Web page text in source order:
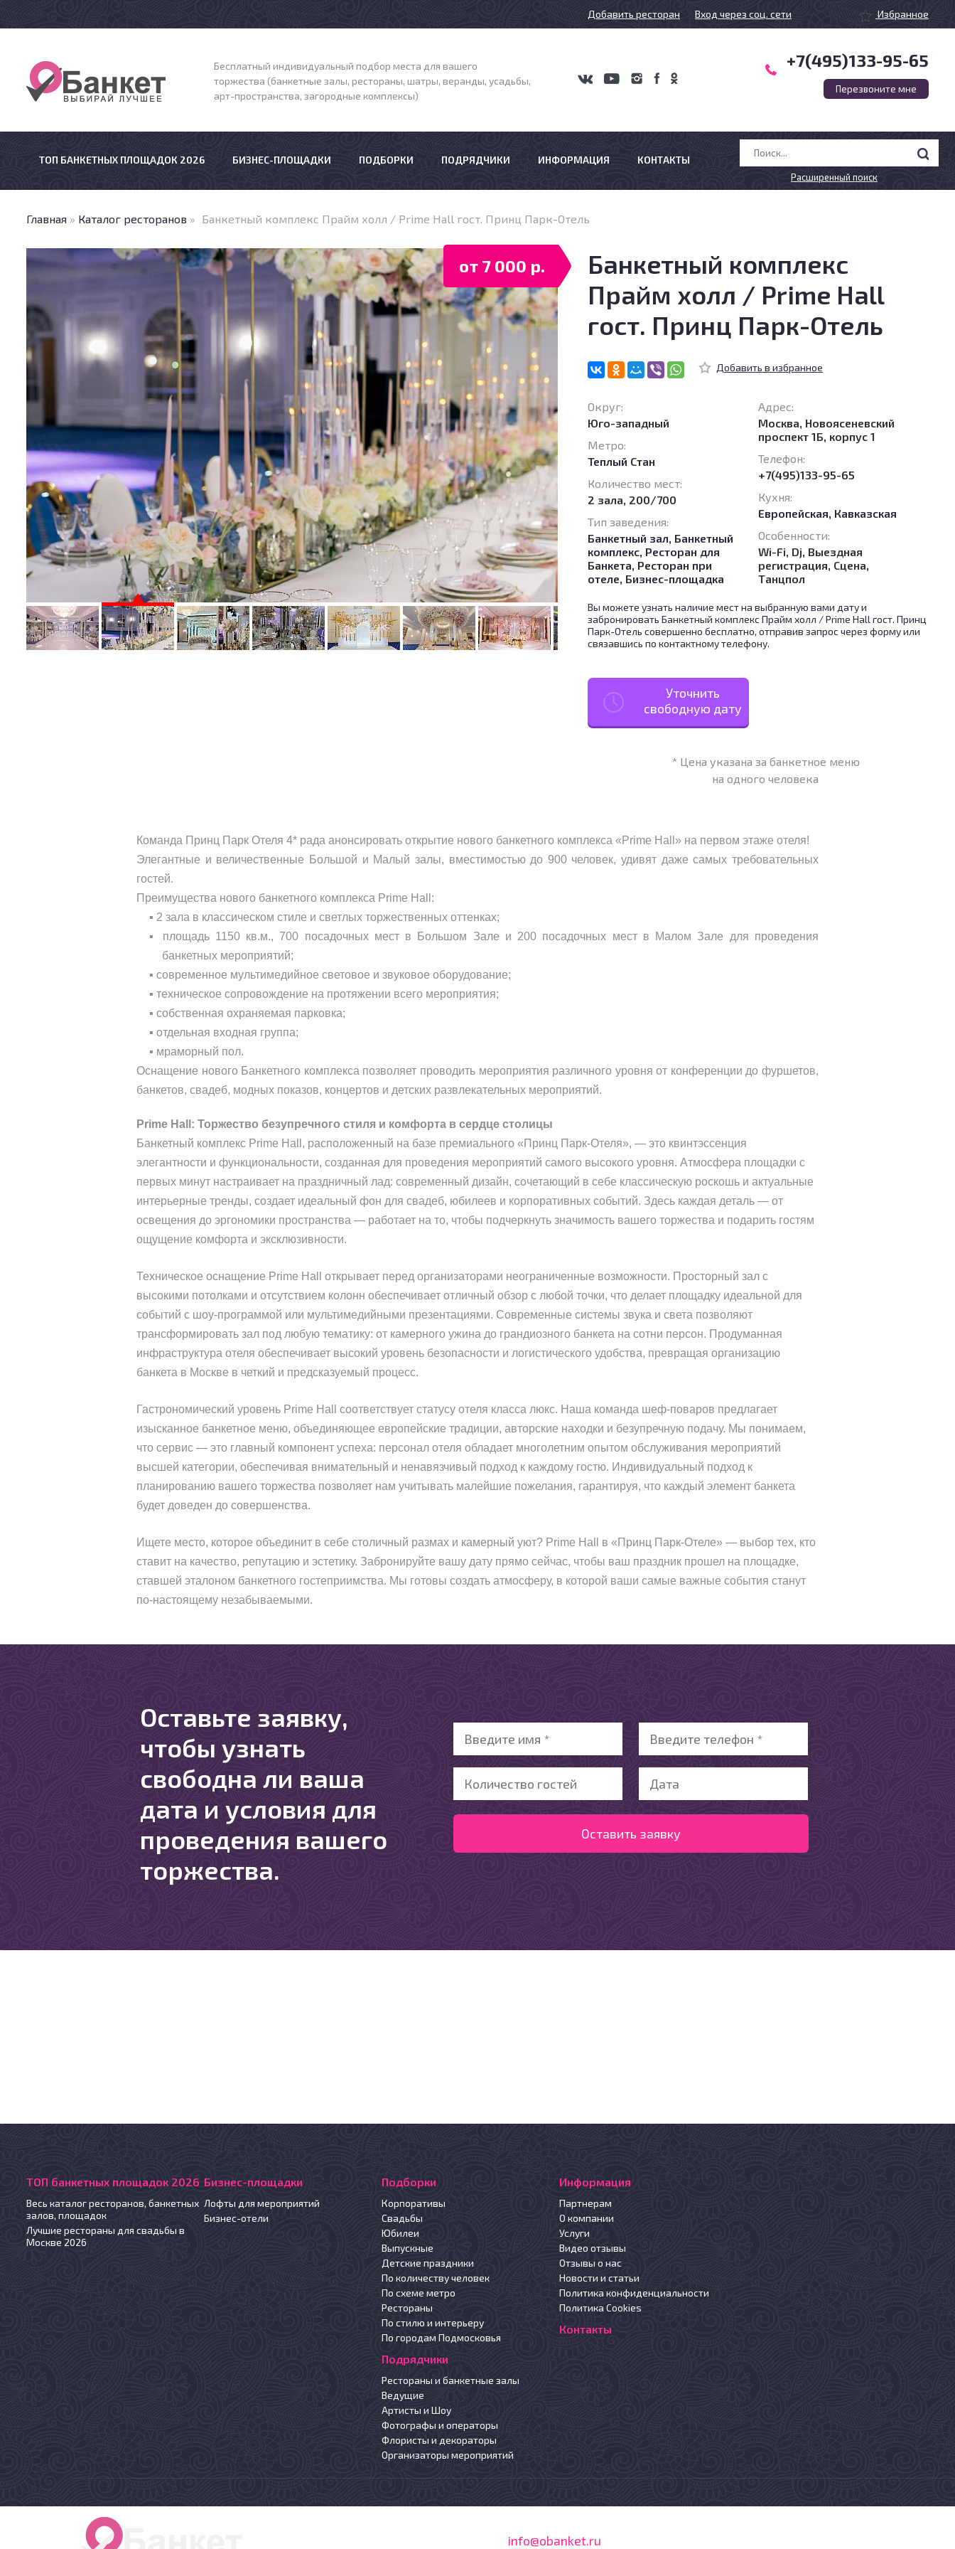
Добавить ресторан Вход через соц. сети Избранное
Бесплатный индивидуальный подбор места для вашего
торжества (банкетные залы, рестораны, шатры, веранды, усадьбы,
арт-пространства, загородные комплексы)
+7(495)133-95-65
Перезвоните мне
ТОП БАНКЕТНЫХ ПЛОЩАДОК 2026 БИЗНЕС-ПЛОЩАДКИ ПОДБОРКИ ПОДРЯДЧИКИ ИНФОРМАЦИЯ КОНТАКТЫ
Расширенный поиск
Главная » Каталог ресторанов » Банкетный комплекс Прайм холл / Prime Hall гост. Принц Парк-Отель
от 7 000 р.
Банкетный комплекс
Прайм холл / Prime Hall
гост. Принц Парк-Отель
Округ:
Юго-западный
Метро:
Теплый Стан
Количество мест:
2 зала, 200/700
Тип заведения:
Банкетный зал, Банкетный
комплекс, Ресторан для
Банкета, Ресторан при
отеле, Бизнес-площадка
Адрес:
Москва, Новоясеневский
проспект 1Б, корпус 1
Телефон:
+7(495)133-95-65
Кухня:
Европейская, Кавказская
Особенности:
Wi-Fi, Dj, Выездная
регистрация, Сцена,
Танцпол
Вы можете узнать наличие мест на выбранную вами дату и
забронировать Банкетный комплекс Прайм холл / Prime Hall гост. Принц
Парк-Отель совершенно бесплатно, отправив запрос через форму или
связавшись по контактному телефону.
Уточнить
свободную дату
* Цена указана за банкетное меню
на одного человека
Команда Принц Парк Отеля 4* рада анонсировать открытие нового банкетного комплекса «Prime Hall» на первом этаже отеля!
Элегантные и величественные Большой и Малый залы, вместимостью до 900 человек, удивят даже самых требовательных
гостей.
Преимущества нового банкетного комплекса Prime Hall:
▪ 2 зала в классическом стиле и светлых торжественных оттенках;
▪ площадь 1150 кв.м., 700 посадочных мест в Большом Зале и 200 посадочных мест в Малом Зале для проведения
банкетных мероприятий;
▪ современное мультимедийное световое и звуковое оборудование;
▪ техническое сопровождение на протяжении всего мероприятия;
▪ собственная охраняемая парковка;
▪ отдельная входная группа;
▪ мраморный пол.
Оснащение нового Банкетного комплекса позволяет проводить мероприятия различного уровня от конференции до фуршетов,
банкетов, свадеб, модных показов, концертов и детских развлекательных мероприятий.
Prime Hall: Торжество безупречного стиля и комфорта в сердце столицы
Банкетный комплекс Prime Hall, расположенный на базе премиального «Принц Парк-Отеля», — это квинтэссенция
элегантности и функциональности, созданная для проведения мероприятий самого высокого уровня. Атмосфера площадки с
первых минут настраивает на праздничный лад: современный дизайн, сочетающий в себе классическую роскошь и актуальные
интерьерные тренды, создает идеальный фон для свадеб, юбилеев и корпоративных событий. Здесь каждая деталь — от
освещения до эргономики пространства — работает на то, чтобы подчеркнуть значимость вашего торжества и подарить гостям
ощущение комфорта и эксклюзивности.
Техническое оснащение Prime Hall открывает перед организаторами неограниченные возможности. Просторный зал с
высокими потолками и отсутствием колонн обеспечивает отличный обзор с любой точки, что делает площадку идеальной для
событий с шоу-программой или мультимедийными презентациями. Современные системы звука и света позволяют
трансформировать зал под любую тематику: от камерного ужина до грандиозного банкета на сотни персон. Продуманная
инфраструктура отеля обеспечивает высокий уровень безопасности и логистического удобства, превращая организацию
банкета в Москве в четкий и предсказуемый процесс.
Гастрономический уровень Prime Hall соответствует статусу отеля класса люкс. Наша команда шеф-поваров предлагает
изысканное банкетное меню, объединяющее европейские традиции, авторские находки и безупречную подачу. Мы понимаем,
что сервис — это главный компонент успеха: персонал отеля обладает многолетним опытом обслуживания мероприятий
высшей категории, обеспечивая внимательный и ненавязчивый подход к каждому гостю. Индивидуальный подход к
планированию вашего торжества позволяет нам учитывать малейшие пожелания, гарантируя, что каждый элемент банкета
будет доведен до совершенства.
Ищете место, которое объединит в себе столичный размах и камерный уют? Prime Hall в «Принц Парк-Отеле» — выбор тех, кто
ставит на качество, репутацию и эстетику. Забронируйте вашу дату прямо сейчас, чтобы ваш праздник прошел на площадке,
ставшей эталоном банкетного гостеприимства. Мы готовы создать атмосферу, в которой ваши самые важные события станут
по-настоящему незабываемыми.
Оставьте заявку,
чтобы узнать
свободна ли ваша
дата и условия для
проведения вашего
торжества.
ТОП банкетных площадок 2026
Весь каталог ресторанов, банкетных
залов, площадок
Лучшие рестораны для свадьбы в
Москве 2026
Бизнес-площадки
Лофты для мероприятий
Бизнес-отели
Подборки
Корпоративы
Свадьбы
Юбилеи
Выпускные
Детские праздники
По количеству человек
По схеме метро
Рестораны
По стилю и интерьеру
По городам Подмосковья
Подрядчики
Рестораны и банкетные залы
Ведущие
Артисты и Шоу
Фотографы и операторы
Флористы и декораторы
Организаторы мероприятий
Информация
Партнерам
О компании
Услуги
Видео отзывы
Отзывы о нас
Новости и статьи
Политика конфиденциальности
Политика Cookies
Контакты
info@obanket.ru